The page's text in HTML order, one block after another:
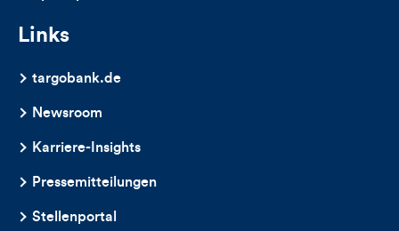
Links
targobank.de
Newsroom
Karriere-Insights
Pressemitteilungen
Stellenportal